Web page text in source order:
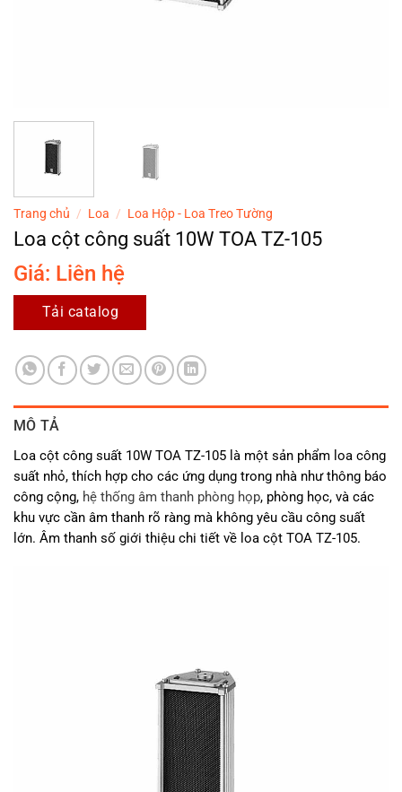
Trang chủ / Loa / Loa Hộp - Loa Treo Tường
Loa cột công suất 10W TOA TZ-105
Giá: Liên hệ
Tải catalog
MÔ TẢ
Loa cột công suất 10W TOA TZ-105 là một sản phẩm loa công
suất nhỏ, thích hợp cho các ứng dụng trong nhà như thông báo
công cộng, hệ thống âm thanh phòng họp, phòng học, và các
khu vực cần âm thanh rõ ràng mà không yêu cầu công suất
lớn. Âm thanh số giới thiệu chi tiết về loa cột TOA TZ-105.